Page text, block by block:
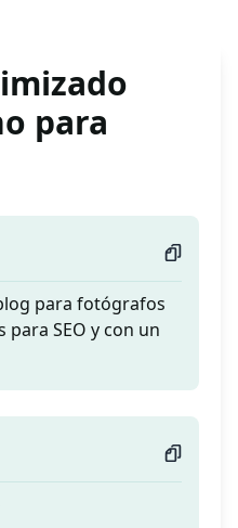
para
para fotógrafos
SEO y con un